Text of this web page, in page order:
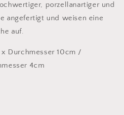
porzellanartiger und
angefertigt und weisen eine
auf.
x Durchmesser 10cm /
4cm